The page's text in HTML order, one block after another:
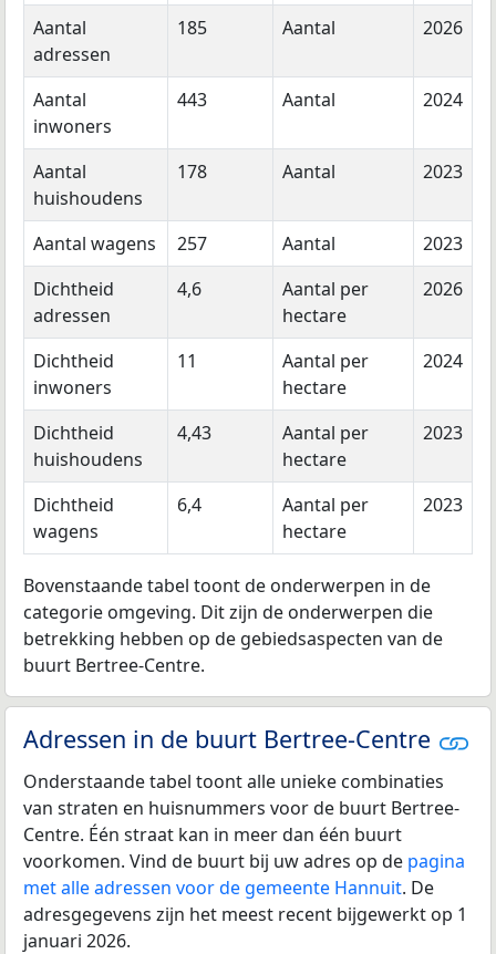
Aantal
adressen
185 Aantal 2026
Aantal
inwoners
443 Aantal 2024
Aantal
huishoudens
178 Aantal 2023
Aantal wagens 257 Aantal
2023
Dichtheid
adressen
4,6
Aantal per
hectare
2026
Dichtheid
inwoners
11
Aantal per
hectare
2024
Dichtheid
huishoudens
4,43
Aantal per
hectare
2023
Dichtheid
wagens
6,4
Aantal per
hectare
2023
Bovenstaande tabel toont de onderwerpen in de
categorie omgeving. Dit zijn de onderwerpen die
betrekking hebben op de gebiedsaspecten van de
buurt Bertree-Centre.
Adressen in de buurt Bertree-Centre
Onderstaande tabel toont alle unieke combinaties
van straten en huisnummers voor de buurt Bertree-
Centre. Één straat kan in meer dan één buurt
voorkomen. Vind de buurt bij uw adres op de pagina
met alle adressen voor de gemeente Hannuit. De
adresgegevens zijn het meest recent bijgewerkt op 1
januari 2026.